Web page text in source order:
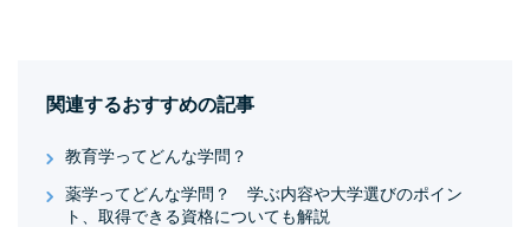
関連するおすすめの記事
教育学ってどんな学問？
薬学ってどんな学問？ 学ぶ内容や大学選びのポイン
ト、取得できる資格についても解説